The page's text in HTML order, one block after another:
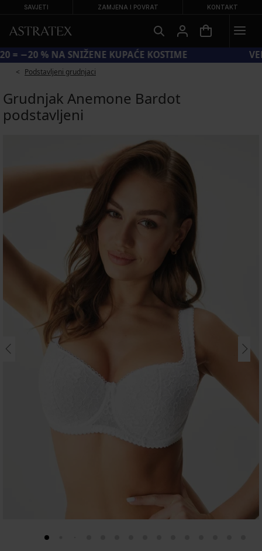
SAVJETI ZAMJENA I POVRAT KONTAKT
KOD SUN20 = −20 % NA SNIŽENE KUPAĆE KOSTIME
Podstavljeni grudnjaci
Grudnjak Anemone Bardot
podstavljeni